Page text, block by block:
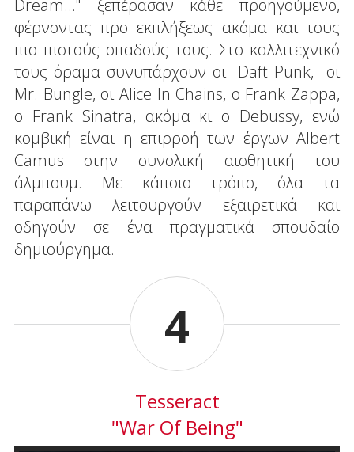
Dream…" ξεπέρασαν κάθε προηγούμενο,
φέρνοντας προ εκπλήξεως ακόμα και τους
πιο πιστούς οπαδούς τους. Στο καλλιτεχνικό
τους όραμα συνυπάρχουν οι Daft Punk, οι
Mr. Bungle, οι Alice In Chains, o Frank Zappa,
ο Frank Sinatra, ακόμα κι ο Debussy, ενώ
κομβική είναι η επιρροή των έργων Albert
Camus στην συνολική αισθητική του
άλμπουμ. Με κάποιο τρόπο, όλα τα
παραπάνω λειτουργούν εξαιρετικά και
οδηγούν σε ένα πραγματικά σπουδαίο
δημιούργημα.
4
Tesseract
"War Of Being"